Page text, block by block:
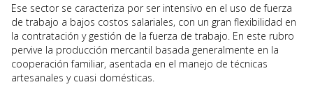
Ese sector se caracteriza por ser intensivo en el uso de fuerza
de trabajo a bajos costos salariales, con un gran flexibilidad en
la contratación y gestión de la fuerza de trabajo. En este rubro
pervive la producción mercantil basada generalmente en la
cooperación familiar, asentada en el manejo de técnicas
artesanales y cuasi domésticas.